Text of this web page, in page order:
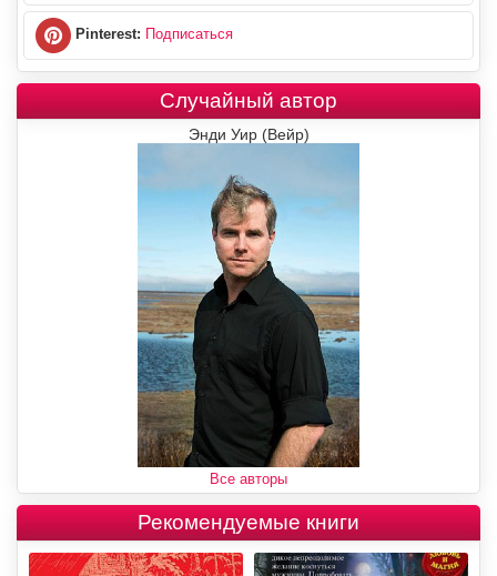
Pinterest: Подписаться
Случайный автор
Энди Уир (Вейр)
Все авторы
Рекомендуемые книги